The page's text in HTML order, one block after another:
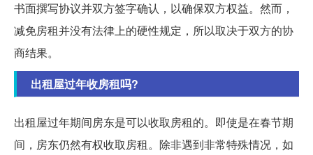
书面撰写协议并双方签字确认，以确保双方权益。然而，
减免房租并没有法律上的硬性规定，所以取决于双方的协
商结果。
出租屋过年收房租吗?
出租屋过年期间房东是可以收取房租的。即使是在春节期
间，房东仍然有权收取房租。除非遇到非常特殊情况，如